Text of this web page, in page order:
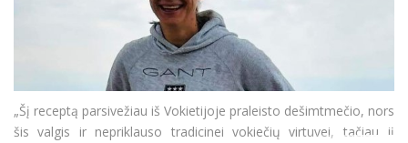
„Šį receptą parsivežiau iš Vokietijoje praleisto dešimtmečio, nors
šis valgis ir nepriklauso tradicinei vokiečių virtuvei, tačiau jį